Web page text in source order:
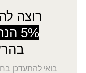
רוצה
5% הנחה
בואי להתעדכן